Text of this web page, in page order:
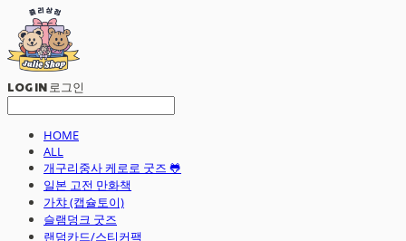
LOG IN로그인
HOME
ALL
개구리중사 케로로 굿즈 🐸
일본 고전 만화책
가챠 (캡슐토이)
슬램덩크 굿즈
랜덤카드/스티커팩